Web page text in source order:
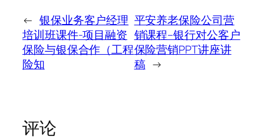
← 银保业务客户经理
培训班课件-项目融资
保险与银保合作（工程
险知
平安养老保险公司营
销课程–银行对公客户
保险营销PPT讲座讲
稿 →
评论